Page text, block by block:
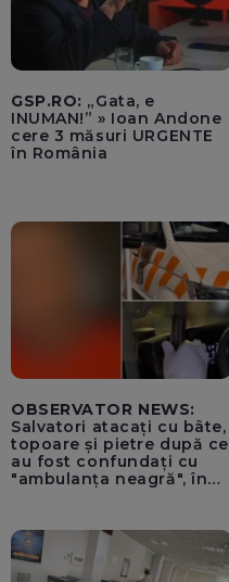
GSP.RO: „Gata, e
INUMAN!” » Ioan Andone
cere 3 măsuri URGENTE
în România
OBSERVATOR NEWS:
Salvatori atacați cu bâte,
topoare și pietre după ce
au fost confundați cu
"ambulanța neagră", în